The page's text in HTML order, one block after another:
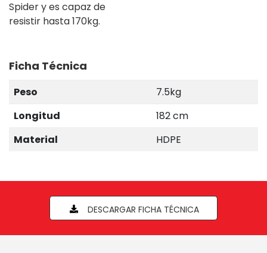
Spider y es capaz de
resistir hasta 170kg.
Ficha Técnica
Peso
7.5kg
Longitud
182 cm
Material
HDPE
DESCARGAR FICHA TÉCNICA